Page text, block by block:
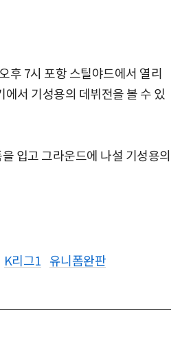
후 7시 포항 스틸야드에서 열리
에서 기성용의 데뷔전을 볼 수 있
입고 그라운드에 나설 기성용의
K리그1 유니폼완판